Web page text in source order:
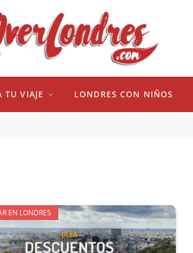
TU VIAJE LONDRES CON NIÑOS
EN LONDRES